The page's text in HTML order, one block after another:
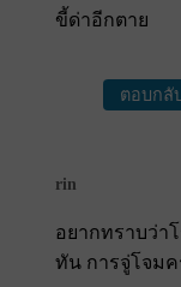
ขี้ด่าอีกตาย
ตอบกลั
rin
อยากทราบว่า
ทัน การจู่โจม